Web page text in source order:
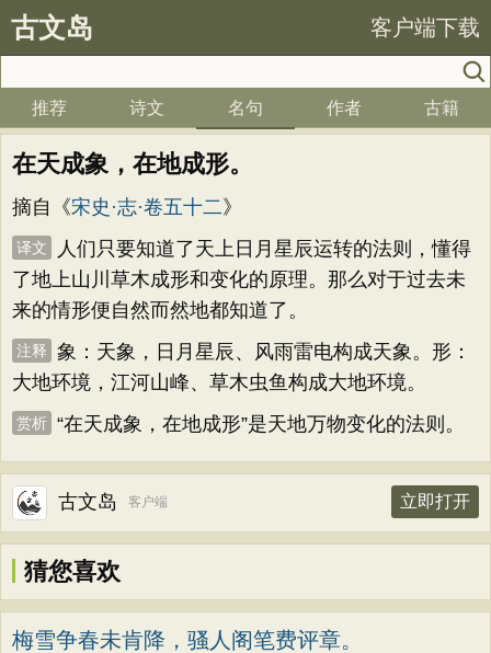
古文岛 客户端下载
推荐 诗文 名句 作者 古籍
在天成象，在地成形。
摘自《宋史·志·卷五十二》
译文
人们只要知道了天上日月星辰运转的法则，懂得
了地上山川草木成形和变化的原理。那么对于过去未
来的情形便自然而然地都知道了。
注释
象：天象，日月星辰、风雨雷电构成天象。形：
大地环境，江河山峰、草木虫鱼构成大地环境。
赏析 “在天成象，在地成形”是天地万物变化的法则。
古文岛 客户端 立即打开
猜您喜欢
梅雪争春未肯降，骚人阁笔费评章。